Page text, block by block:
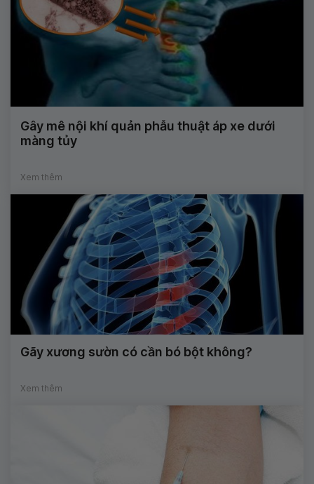
Gây mê nội khí quản phẫu thuật áp xe dưới
màng tủy
Xem thêm
Gãy xương sườn có cần bó bột không?
Xem thêm